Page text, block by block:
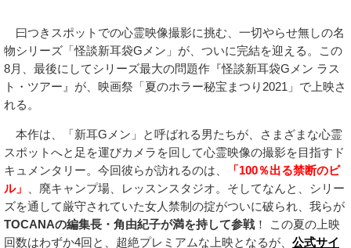
曰つきスポットでの心霊映像撮影に挑む、一切やらせ無しの名
物シリーズ「怪談新耳袋Gメン」が、ついに完結を迎える。この
8月、最後にしてシリーズ最大の問題作『怪談新耳袋Gメン ラス
ト・ツアー』が、映画祭「夏のホラー秘宝まつり2021」で上映さ
れる。
本作は、「新耳Gメン」と呼ばれる男たちが、さまざまな心霊
スポットへと足を運びカメラを回して心霊映像の撮影を目指すド
キュメンタリー。今回彼らが訪れるのは、
「100％出る禁断のビ
ル」
、廃キャンプ場、レッスンスタジオ。そしてなんと、シリー
ズを通して厳守されていた女人禁制の掟がついに破られ、我らが
TOCANAの編集長・角由紀子が満を持して参戦 ！ この夏の上映
回数はわずか4回と、超絶プレミアムな上映となるが、 公式サイ